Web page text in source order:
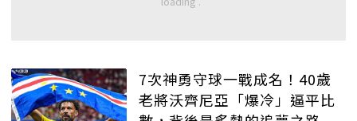
7次神勇守球一戰成名！40歲
老將沃齊尼亞「爆冷」逼平比